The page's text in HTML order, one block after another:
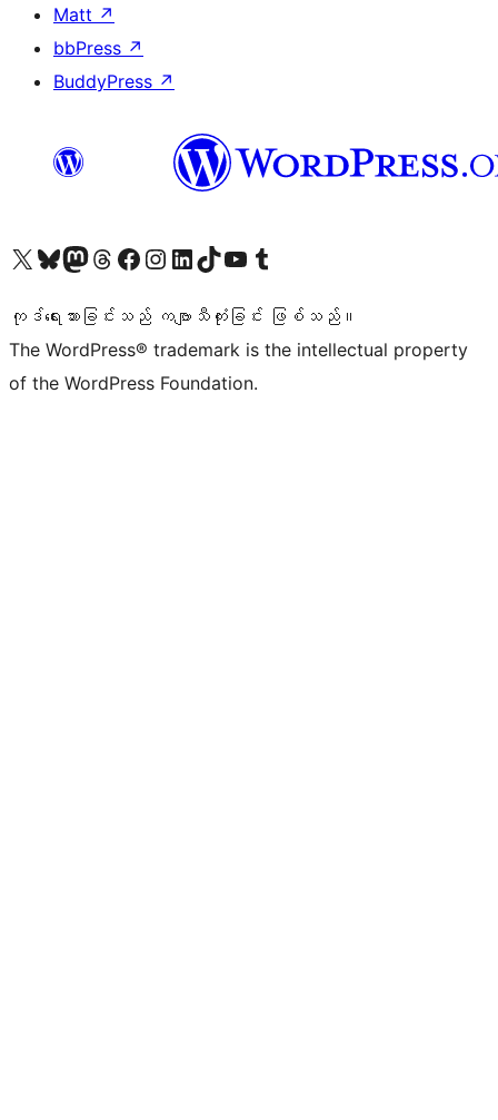
Matt ↗
bbPress ↗
BuddyPress ↗
ကျွန်ုပ်တို့၏ X (ယခင် Twitter) အကောင့်သို့ သွားရောက်ကြည့်ရှုပါကျွန်ုပ်တို့၏ Bluesky အကောင့်သို့ ဝင်ရောက်ကြည့်ရှုရန်
ကျွန်ုပ်တို့၏ Mastodon အကောင့်သို့ သွားရောက်ကြည့်ရှုပါကျွန်ုပ်တို့၏ Threads အကောင့်သို့ ဝင်ရောက်ကြည့်ရှုရန်
ကျွန်ုပ်တို့၏ Facebook စာမျက်နှာသို့ သွားရောက်ကြည့်ရှုပါကျွန်ုပ်တို့၏ Instagram အကောင့်သို့ သွားရောက်ကြည့်ရှုပါ ကျွန်ုပ်တို့၏ LinkedIn အကောင့်သို့ သွားရောက်ကြည့်ရှုပါကျွန်ုပ်တို့၏ TikTok အကောင့်သို့ ဝင်ရောက်ကြည့်ရှုရန်
ကျွန်ုပ်တို့၏ YouTube ချန်နယ်သို့ သွားရောက်ကြည့်ရှုပါ ကျွန်ုပ်တို့၏ Tumblr အကောင့်သို့ ဝင်ရောက်ကြည့်ရှုရန်
ကုဒ်ရေးသားခြင်းသည် ကဗျာသီကုံးခြင်း ဖြစ်သည်။
The WordPress® trademark is the intellectual property
of the WordPress Foundation.